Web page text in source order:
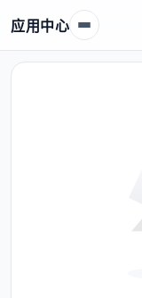
应用中心